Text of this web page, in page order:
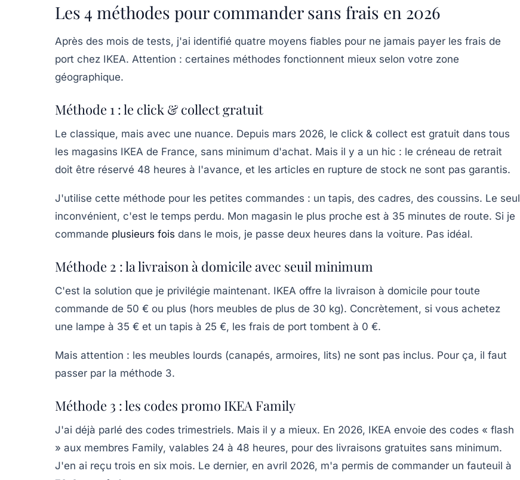
Les 4 méthodes pour commander sans frais en 2026
Après des mois de tests, j'ai identifié quatre moyens fiables pour ne jamais payer les frais de
port chez IKEA. Attention : certaines méthodes fonctionnent mieux selon votre zone
géographique.
Méthode 1 : le click & collect gratuit
Le classique, mais avec une nuance. Depuis mars 2026, le click & collect est gratuit dans tous
les magasins IKEA de France, sans minimum d'achat. Mais il y a un hic : le créneau de retrait
doit être réservé 48 heures à l'avance, et les articles en rupture de stock ne sont pas garantis.
J'utilise cette méthode pour les petites commandes : un tapis, des cadres, des coussins. Le seul
inconvénient, c'est le temps perdu. Mon magasin le plus proche est à 35 minutes de route. Si je
commande plusieurs fois dans le mois, je passe deux heures dans la voiture. Pas idéal.
Méthode 2 : la livraison à domicile avec seuil minimum
C'est la solution que je privilégie maintenant. IKEA offre la livraison à domicile pour toute
commande de 50 € ou plus (hors meubles de plus de 30 kg). Concrètement, si vous achetez
une lampe à 35 € et un tapis à 25 €, les frais de port tombent à 0 €.
Mais attention : les meubles lourds (canapés, armoires, lits) ne sont pas inclus. Pour ça, il faut
passer par la méthode 3.
Méthode 3 : les codes promo IKEA Family
J'ai déjà parlé des codes trimestriels. Mais il y a mieux. En 2026, IKEA envoie des codes « flash
» aux membres Family, valables 24 à 48 heures, pour des livraisons gratuites sans minimum.
J'en ai reçu trois en six mois. Le dernier, en avril 2026, m'a permis de commander un fauteuil à